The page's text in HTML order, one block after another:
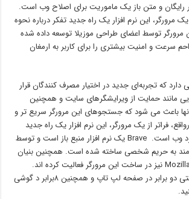
رایگان و متن باز یک ماموریت برای اصلاح وب است.
مرورگر، این نرم افزار یک راه جدید تفکر درباره نحوه
مرورگر توسط اعضای طراحی موزیلا توسعه داده شده
سرعت و امنیت بیشتری را برای کاربر به ارمغان
دارد که تجربه‌ای جدید در اختیار مصرف کنندگان قرار
مانند حمایت از ویرایشگرهای سایت و همچنین
باعث می شود که جستجوهای این مرورگر سریع تر و
فراتر از یک مرورگر، این نرم افزار یک راه جدید
تفکر درباره نحوه کارکرد وب است. Brave یک نرم افزار منبع باز است و توسط
به حریم شخصی ساخته شده است. همچنین بنیان
صفحات خود را با سرعتی دو برابر در صفحه لپ تاپ و همچنین ۸برابر د گوشی